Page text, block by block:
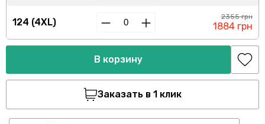
124 (4XL) 2355 грн
1884 грн
В корзину
Заказать в 1 клик